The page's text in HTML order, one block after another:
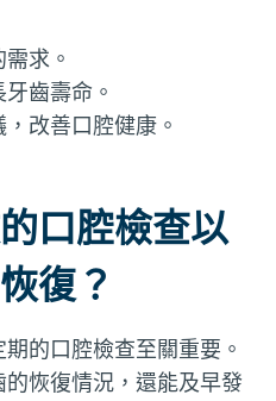
求。
齒壽命。
改善口腔健康。
口腔檢查以
復？
的口腔檢查至關重要。
恢復情況，還能及早發